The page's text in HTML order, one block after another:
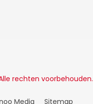
rechten voorbehouden.
Media Sitemap